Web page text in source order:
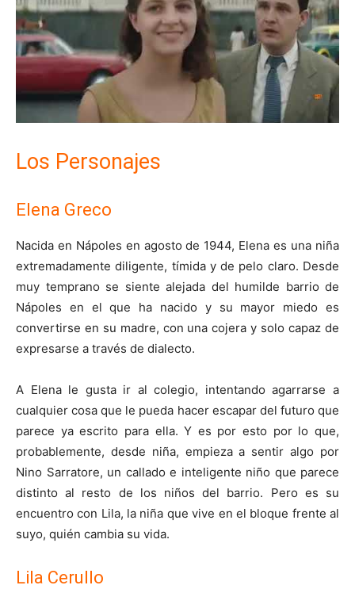
Los Personajes
Elena Greco
Nacida en Nápoles en agosto de 1944, Elena es una niña
extremadamente diligente, tímida y de pelo claro. Desde
muy temprano se siente alejada del humilde barrio de
Nápoles en el que ha nacido y su mayor miedo es
convertirse en su madre, con una cojera y solo capaz de
expresarse a través de dialecto.
A Elena le gusta ir al colegio, intentando agarrarse a
cualquier cosa que le pueda hacer escapar del futuro que
parece ya escrito para ella. Y es por esto por lo que,
probablemente, desde niña, empieza a sentir algo por
Nino Sarratore, un callado e inteligente niño que parece
distinto al resto de los niños del barrio. Pero es su
encuentro con Lila, la niña que vive en el bloque frente al
suyo, quién cambia su vida.
Lila Cerullo